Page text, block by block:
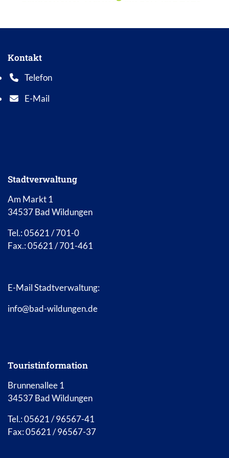
Kontakt
Telefon
Telefonnummer: 0 5 6 2 1 7 0 1 0
E-Mail
E-Mail Adresse: info@bad-wildungen.de
Stadtverwaltung
Am Markt 1
34537 Bad Wildungen
Tel.: 05621 / 701-0
Fax.: 05621 / 701-461
E-Mail Stadtverwaltung:
info@bad-wildungen.de
Touristinformation
Brunnenallee 1
34537 Bad Wildungen
Tel.: 05621 / 96567-41
Fax: 05621 / 96567-37